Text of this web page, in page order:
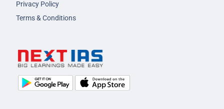
Privacy Policy
Terms & Conditions